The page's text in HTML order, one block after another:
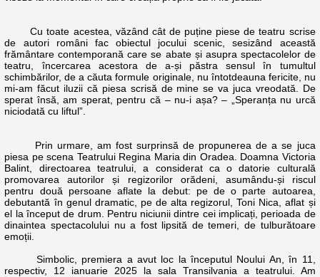
Cu toate acestea, văzând cât de puține piese de teatru scrise
de autori români fac obiectul jocului scenic, sesizând această
frământare contemporană care se abate și asupra spectacolelor de
teatru, încercarea acestora de a-și păstra sensul în tumultul
schimbărilor, de a căuta formule originale, nu întotdeauna fericite, nu
mi-am făcut iluzii că piesa scrisă de mine se va juca vreodată. De
sperat însă, am sperat, pentru că – nu-i așa? – „Speranța nu urcă
niciodată cu liftul”.
Prin urmare, am fost surprinsă de propunerea de a se juca
piesa pe scena Teatrului Regina Maria din Oradea. Doamna Victoria
Balint, directoarea teatrului, a considerat ca o datorie culturală
promovarea autorilor și regizorilor orădeni, asumându-și riscul
pentru două persoane aflate la debut: pe de o parte autoarea,
debutantă în genul dramatic, pe de alta regizorul, Toni Nica, aflat și
el la început de drum. Pentru niciunii dintre cei implicați, perioada de
dinaintea spectacolului nu a fost lipsită de temeri, de tulburătoare
emoții.
Simbolic, premiera a avut loc la începutul Noului An, în 11,
respectiv, 12 ianuarie 2025 la sala Transilvania a teatrului. Am